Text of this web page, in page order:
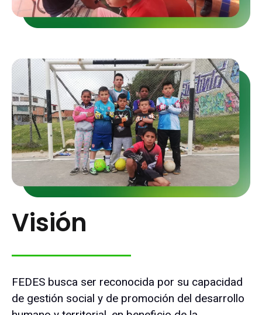
Visión
FEDES busca ser reconocida por su capacidad
de gestión social y de promoción del desarrollo